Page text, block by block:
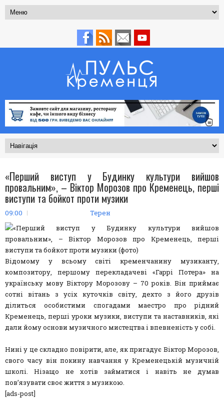
«Перший виступ у Будинку культури вийшов
провальним», – Віктор Морозов про Кременець, перші
виступи та бойкот проти музики
09:00 Терен
Відомому у всьому світі кременчанину музиканту,
композитору, першому перекладачеві «Гаррі Потера» на
українську мову Віктору Морозову – 70 років. Він приймає
сотні вітань з усіх куточків світу, дехто з його друзів
ділиться особистими спогадами маестро про рідний
Кременець, перші уроки музики, виступи та наставників, які
дали йому основи музичного мистецтва і впевненість у собі.
Нині у це складно повірити, але, як пригадує Віктор Морозов,
свого часу він покину навчання у Кременецькій музичній
школі. Нізащо не хотів займатися і навіть не думав
пов’язувати своє життя з музикою.
[ads-post]